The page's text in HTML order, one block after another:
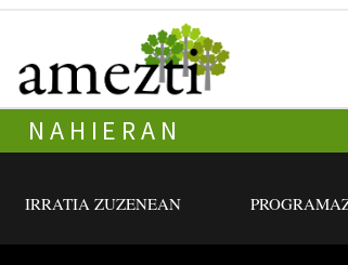
NAHIERAN
IRRATIA ZUZENEAN